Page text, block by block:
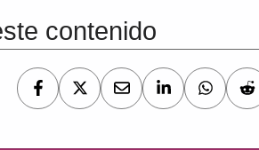
contenido